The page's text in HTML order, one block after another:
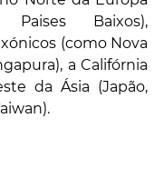
Paises Baixos),
(como Nova
a Califórnia
da Ásia (Japão,